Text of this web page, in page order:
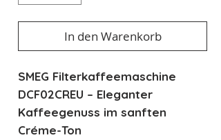
In den Warenkorb
SMEG Filterkaffeemaschine
DCF02CREU – Eleganter
Kaffeegenuss im sanften
Créme-Ton